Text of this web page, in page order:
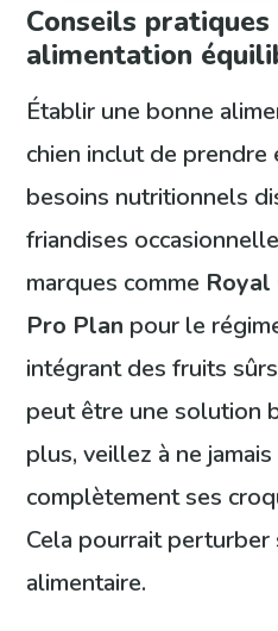
Conseils
alimentation
Établir une bonne
chien inclut de prendre
besoins nutritionnels
friandises
marques comme Royal
Pro Plan pour le
intégrant des fruits
peut être une solution
plus, veillez à ne
complètement ses
Cela pourrait
alimentaire.